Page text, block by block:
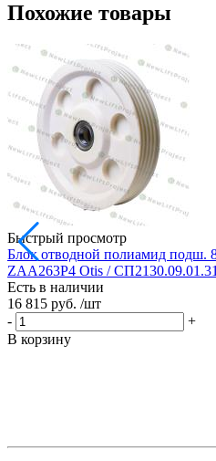
Похожие товары
Быстрый просмотр
Блок отводной полиамид подш.
ZAA263P4 Otis /
Есть в наличии
16 815 руб. /шт
-
+
В корзину